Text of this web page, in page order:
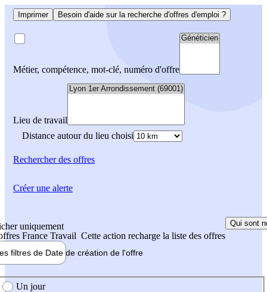
Imprimer Besoin d'aide sur la recherche d'offres d'emploi ?
Métier, compétence, mot-clé, numéro d'offre
Lieu de travail
Distance autour du lieu choisi
Rechercherdes offres
uniquement
France Travail Cette action recharge la liste des offres
Qui sont
filtres de Date de création de l'offre
création de l'offre
Un jour
Créer une alerte